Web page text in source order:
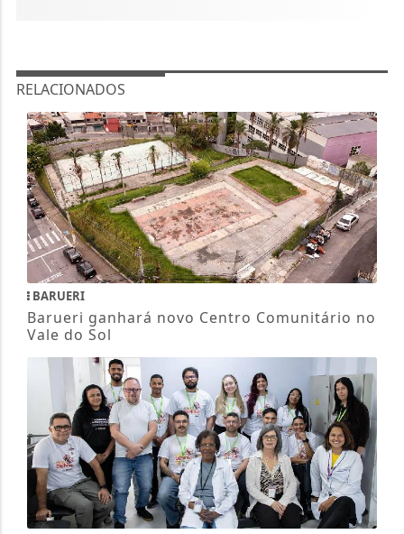
RELACIONADOS
BARUERI
Barueri ganhará novo Centro Comunitário no
Vale do Sol